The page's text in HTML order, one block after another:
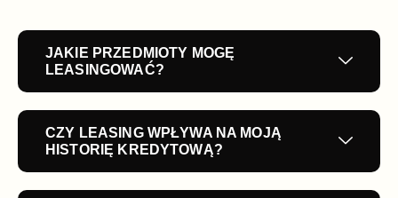
JAKIE PRZEDMIOTY MOGĘ
LEASINGOWAĆ?
CZY LEASING WPŁYWA NA MOJĄ
HISTORIĘ KREDYTOWĄ?